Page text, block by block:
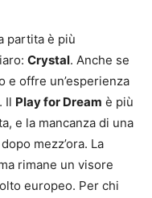
partita è più
Crystal. Anche se
e offre un’esperienza
Il Play for Dream è più
e la mancanza di una
mezz’ora. La
rimane un visore
europeo. Per chi